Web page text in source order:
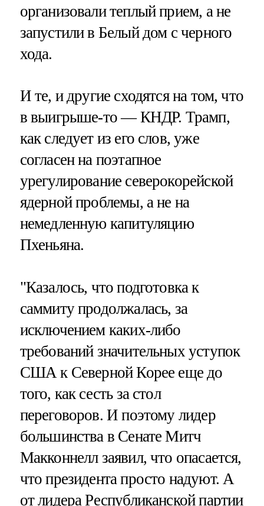
организовали теплый прием, а не
запустили в Белый дом с черного
хода.
И те, и другие сходятся на том, что
в выигрыше-то — КНДР. Трамп,
как следует из его слов, уже
согласен на поэтапное
урегулирование северокорейской
ядерной проблемы, а не на
немедленную капитуляцию
Пхеньяна.
"Казалось, что подготовка к
саммиту продолжалась, за
исключением каких-либо
требований значительных уступок
США к Северной Корее еще до
того, как сесть за стол
переговоров. И поэтому лидер
большинства в Сенате Митч
Макконнелл заявил, что опасается,
что президента просто надуют. А
от лидера Республиканской партии